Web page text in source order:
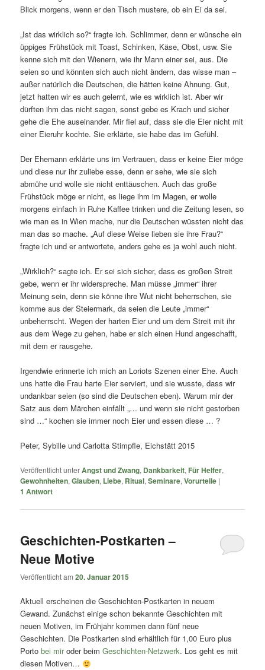
Blick morgens, wenn er den Tisch mustere, ob ein Ei da sei.
„Ist das wirklich so?“ fragte ich. Schlimmer, denn er wünsche ein
üppiges Frühstück mit Toast, Schinken, Käse, Obst, usw. Sie
kenne sich mit den Wienern, wie ihr Mann einer sei, aus. Die
seien so und könnten sich auch nicht ändern, das wisse man –
außer natürlich die Deutschen, die hätten keine Ahnung. Gut,
jetzt hatten wir es auch gelernt, wie es wirklich ist. Aber wir
dürften ihm das nicht sagen, sonst gebe es Krach und sicher
gehe die Ehe auseinander. Mir fiel auf, dass sie die Eier nicht mit
einer Eieruhr kochte. Sie erklärte, sie habe das im Gefühl.
Der Ehemann erklärte uns im Vertrauen, dass er keine Eier möge
und diese nur ihr zuliebe esse, denn er sehe, wie sie sich
abmühe und wolle sie nicht enttäuschen. Auch das große
Frühstück möge er nicht, es liege ihm im Magen, er wolle
morgens einfach in Ruhe Kaffee trinken und die Zeitung lesen, so
wie man es in Wien mache, nur die Deutschen wüssten nicht das
man das so mache. „Auf diese Weise lieben sie ihre Frau?“
fragte ich und er antwortete, anders gehe es ja wohl auch nicht.
„Wirklich?“ sagte ich. Er sei sich sicher, dass es großen Streit
gebe, wenn er ihr widerspreche. Man müsse „immer“ ihrer
Meinung sein, denn sie könne ihre Wut nicht beherrschen, sie
komme aus der Steiermark, da seien die Leute „immer“
unbeherrscht. Wegen der harten Eier und um dem Streit mit ihr
aus dem Wege zu gehen, habe er sich einen Hund angeschafft,
mit dem er rausgehe.
Irgendwie erinnerte ich mich an Loriots Szenen einer Ehe. Auch
uns hatte die Frau harte Eier serviert, und sie wusste, dass wir
undankbar seien (so sind die Deutschen eben). Warum mir der
Satz aus dem Märchen einfällt „… und wenn sie nicht gestorben
sind …“ kochen sie immer noch Eier und essen diese … ?
Peter, Sybille und Carlotta Stimpfle, Eichstätt 2015
Veröffentlicht unterAngst und Zwang, Dankbarkeit, Für Helfer,
Gewohnheiten,Glauben, Liebe, Ritual,Seminare,Vorurteile |
1 Antwort
Geschichten-Postkarten –
Neue Motive
Veröffentlicht am20. Januar 2015
Aktuell erscheinen die Geschichten-Postkarten in neuem
Gewand. Zunächst einige schon bekannte Geschichten mit
neuen Motiven, im Frühjahr kommen dann fünf neue
Geschichten. Die Postkarten sind erhältlich für 1,00 Euro plus
Portobei miroder beimGeschichten-Netzwerk. Los geht es mit
diesen Motiven…